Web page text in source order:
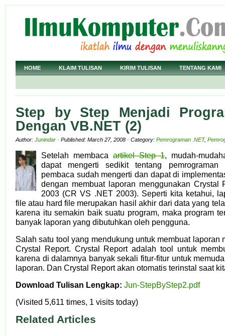
HOME KLAIM TULISAN KIRIM TULISAN TENTANG KAMI
Step by Step Menjadi
Dengan VB.NET (2)
Author: Junindar · Published: March 27, 2008 · Category: Pemrograman .NET,
Setelah membaca artikel Step 1, mudah-
dapat mengerti sedikit tentang pemrograman
pembaca sudah mengerti dan dapat di
dengan membuat laporan menggunakan Crystal
2003 (CR VS .NET 2003). Seperti kita ketahui,
file atau hard file merupakan hasil akhir dari data yang
karena itu semakin baik suatu program, maka program
banyak laporan yang dibutuhkan oleh pengguna.
Salah satu tool yang mendukung untuk membuat laporan
Crystal Report. Crystal Report adalah tool untuk
karena di dalamnya banyak sekali fitur-fitur untuk
laporan. Dan Crystal Report akan otomatis terinstal saat
Download Tulisan Lengkap: Jun-StepByStep2.pdf
(Visited 5,611 times, 1 visits today)
Related Articles